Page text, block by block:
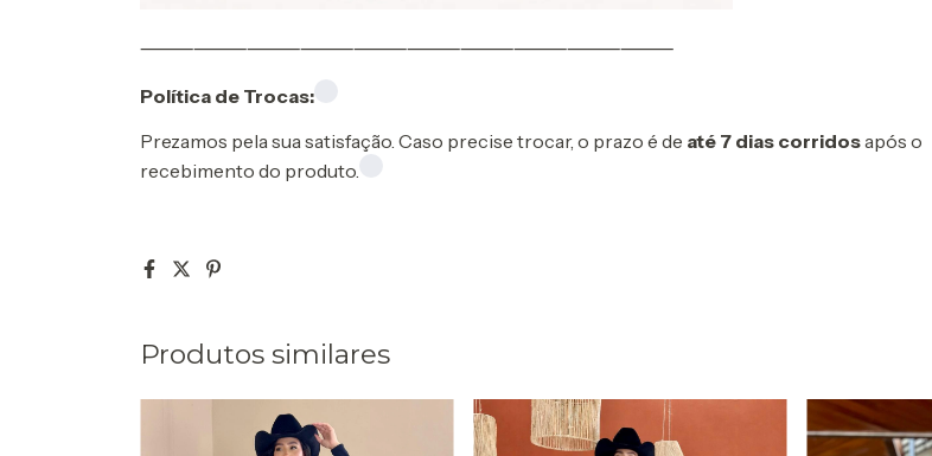
⸻⸻⸻⸻⸻⸻⸻⸻⸻⸻
Política de Trocas:
Prezamos pela sua satisfação. Caso precise trocar, o prazo é de até 7 dias corridosapós o
recebimento do produto.
Produtos similares